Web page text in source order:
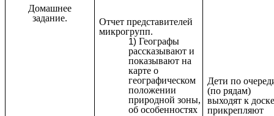
Домашнее
задание.
Отчет представителей
микрогрупп.
Географы
рассказывают и
показывают на
карте о
географическом
положении
природной зоны,
об особенностях
Дети по
(по рядам)
выходят к
прикрепляют